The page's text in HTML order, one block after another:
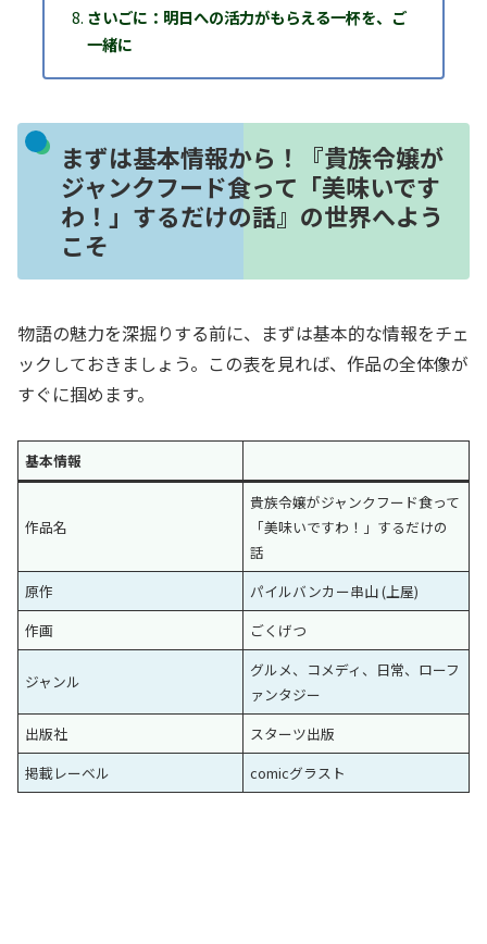
さいごに：明日への活力がもらえる一杯を、ご
一緒に
まずは基本情報から！『貴族令嬢が
ジャンクフード食って「美味いです
わ！」するだけの話』の世界へよう
こそ
物語の魅力を深掘りする前に、まずは基本的な情報をチェ
ックしておきましょう。この表を見れば、作品の全体像が
すぐに掴めます。
基本情報
作品名
貴族令嬢がジャンクフード食って
「美味いですわ！」するだけの
話
原作
パイルバンカー串山 (上屋)
作画
ごくげつ
ジャンル
グルメ、コメディ、日常、ローフ
ァンタジー
出版社
スターツ出版
掲載レーベル
comicグラスト